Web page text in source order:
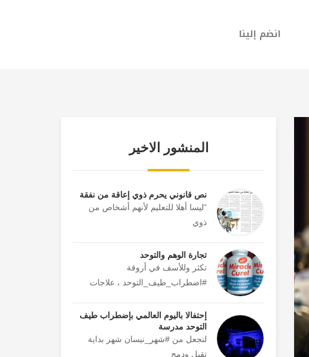
انضم إلينا
المنشور الاخير
نص قانوني يحرم ذوي إعاقة من نفقة
“ليسا أهلا للتعليم لأنهم أشخاص من
ذوي
تجارة الوهم والتوحد
تكثر وللأسف في أروقة
#اضطراب_طيف_التوحد ، علاجات
إحتفالا باليوم العالمي بإضطراب طيف
التوحد مدرسة
لنجعل من #شهر_نيسان شهر بداية
تقبل ودمج